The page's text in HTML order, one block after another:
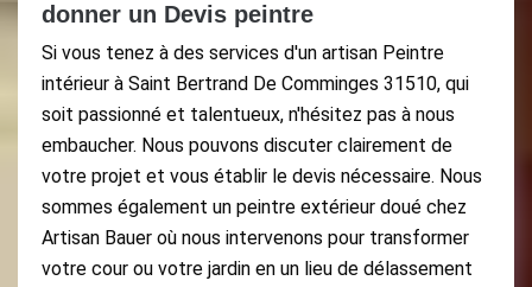
donner un Devis peintre
Si vous tenez à des services d'un artisan Peintre
intérieur à Saint Bertrand De Comminges 31510, qui
soit passionné et talentueux, n'hésitez pas à nous
embaucher. Nous pouvons discuter clairement de
votre projet et vous établir le devis nécessaire. Nous
sommes également un peintre extérieur doué chez
Artisan Bauer où nous intervenons pour transformer
votre cour ou votre jardin en un lieu de délassement